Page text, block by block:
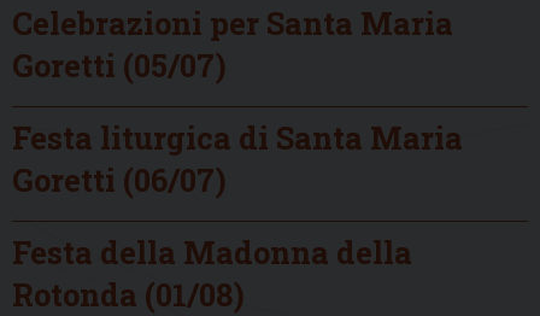
Celebrazioni per Santa Maria
Goretti (05/07)
Festa liturgica di Santa Maria
Goretti (06/07)
Festa della Madonna della
Rotonda (01/08)